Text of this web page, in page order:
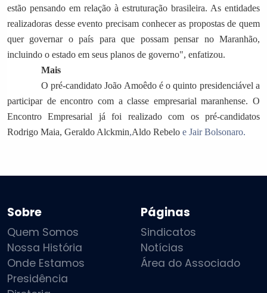
estão pensando em relação à estruturação brasileira. As entidades
realizadoras desse evento precisam conhecer as propostas de quem
quer governar o país para que possam pensar no Maranhão,
incluindo o estado em seus planos de governo", enfatizou.
Mais
O pré-candidato João Amoêdo é o quinto presidenciável a
participar de encontro com a classe empresarial maranhense. O
Encontro Empresarial já foi realizado com os pré-candidatos
Rodrigo Maia, Geraldo Alckmin,Aldo Rebelo e Jair Bolsonaro.
Sobre
Quem Somos
Nossa História
Onde Estamos
Presidência
Páginas
Sindicatos
Notícias
Área do Associado